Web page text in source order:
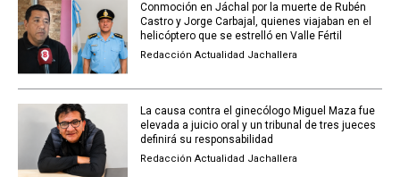
Conmoción en Jáchal por la muerte de Rubén
Castro y Jorge Carbajal, quienes viajaban en el
helicóptero que se estrelló en Valle Fértil
Redacción Actualidad Jachallera
La causa contra el ginecólogo Miguel Maza fue
elevada a juicio oral y un tribunal de tres jueces
definirá su responsabilidad
Redacción Actualidad Jachallera